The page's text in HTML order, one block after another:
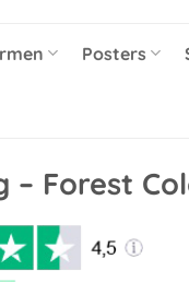
Posters
– Forest